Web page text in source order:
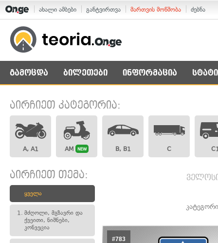
ახალი ამბები განტვირთვა მართვის მოწმობა ძებნა
გამოცდა ბილეთები ინფორმაცია
აირჩიეთ კატეგორია:
A, A1 AM NEW B, B1 C
აირჩიეთ თემა:
ყველა
1. მძღოლი, მგზავრი და
ქვეითი, ნიშნები,
კონვეცია
#783